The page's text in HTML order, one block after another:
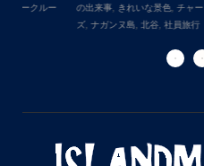
の出来事
きれいな景色 ,チャータークルー
ナガンヌ島, 北谷,社員旅行